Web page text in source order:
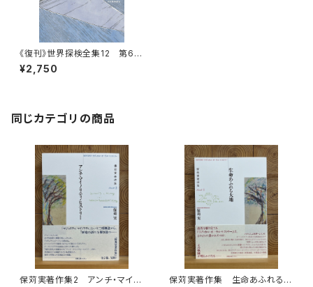
《復刊》世界探検全集12 第6回
配本「ゴビ砂漠探検記」
¥2,750
同じカテゴリの商品
保苅実著作集2 アンチ・マイノ
保苅実著作集 生命あふれる大